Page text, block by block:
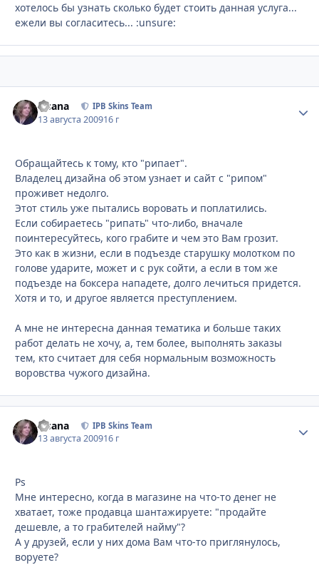
хотелось бы узнать сколько будет стоить данная услуга...
ежели вы согласитесь... :unsure:
Fisana IPB Skins Team
13 августа 200916 г
Обращайтесь к тому, кто "рипает".
Владелец дизайна об этом узнает и сайт с "рипом"
проживет недолго.
Этот стиль уже пытались воровать и поплатились.
Если собираетесь "рипать" что-либо, вначале
поинтересуйтесь, кого грабите и чем это Вам грозит.
Это как в жизни, если в подъезде старушку молотком по
голове ударите, может и с рук сойти, а если в том же
подъезде на боксера нападете, долго лечиться придется.
Хотя и то, и другое является преступлением.
А мне не интересна данная тематика и больше таких
работ делать не хочу, а, тем более, выполнять заказы
тем, кто считает для себя нормальным возможность
воровства чужого дизайна.
Fisana IPB Skins Team
13 августа 200916 г
Ps
Мне интересно, когда в магазине на что-то денег не
хватает, тоже продавца шантажируете: "продайте
дешевле, а то грабителей найму"?
А у друзей, если у них дома Вам что-то приглянулось,
воруете?